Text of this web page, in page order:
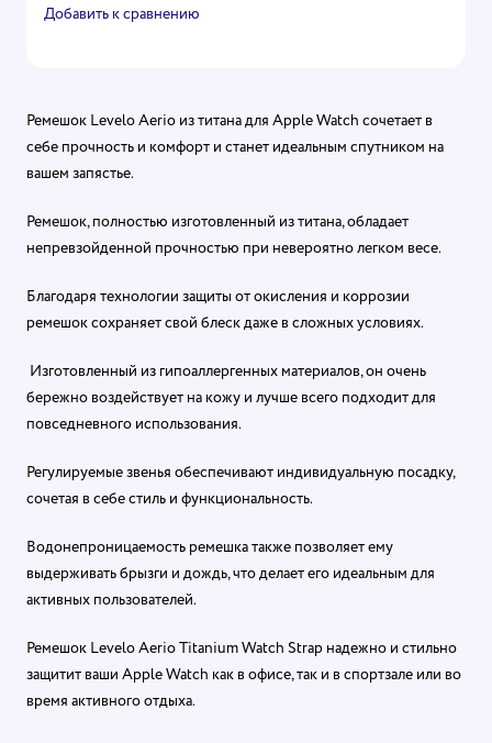
Добавить к сравнению
Ремешок Levelo Aerio из титана для Apple Watch сочетает в
себе прочность и комфорт и станет идеальным спутником на
вашем запястье.
Ремешок, полностью изготовленный из титана, обладает
непревзойденной прочностью при невероятно легком весе.
Благодаря технологии защиты от окисления и коррозии
ремешок сохраняет свой блеск даже в сложных условиях.
Изготовленный из гипоаллергенных материалов, он очень
бережно воздействует на кожу и лучше всего подходит для
повседневного использования.
Регулируемые звенья обеспечивают индивидуальную посадку,
сочетая в себе стиль и функциональность.
Водонепроницаемость ремешка также позволяет ему
выдерживать брызги и дождь, что делает его идеальным для
активных пользователей.
Ремешок Levelo Aerio Titanium Watch Strap надежно и стильно
защитит ваши Apple Watch как в офисе, так и в спортзале или во
время активного отдыха.